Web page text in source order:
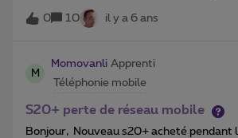
minutes avant la fin de ce mois, il se
pourrai plus téléphoner ? Ou bien je pourrai continuer à
minutes consommées me seront
0 10 il y a 6 ans
M
Momovanli Apprenti
Téléphonie mobile
S20+ perte de réseau mobile
Bonjour, Nouveau s20+ acheté pendant le